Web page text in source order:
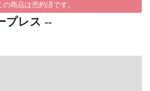
の商品は売約済です。
プレス --